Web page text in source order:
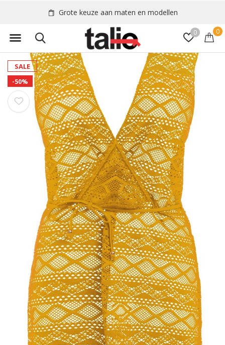
0 0
Grote keuze aan maten en modellen
SALE
-50%